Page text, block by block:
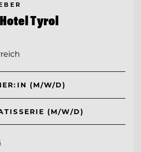
Tyrol
(M/W/D)
(M/W/D)